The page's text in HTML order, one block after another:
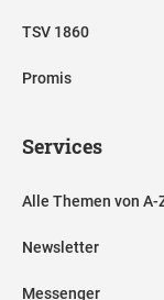
TSV 1860
Promis
Services
Alle Themen von A-
Newsletter
Messenger